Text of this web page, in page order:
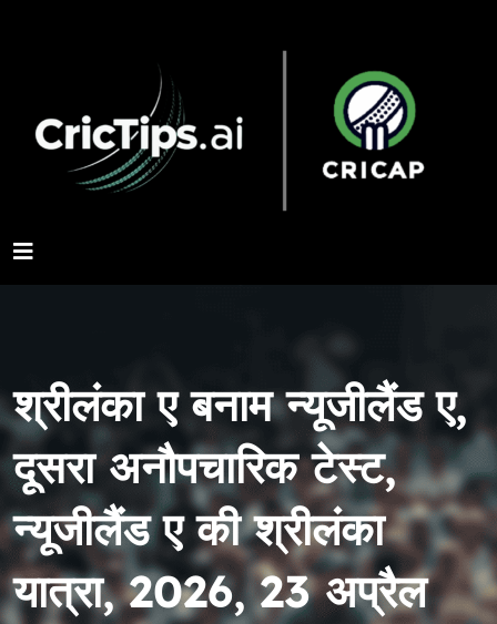
श्रीलंका ए बनाम न्यूजीलैंड ए,
दूसरा अनौपचारिक टेस्ट,
न्यूजीलैंड ए की श्रीलंका
यात्रा, 2026, 23 अप्रैल